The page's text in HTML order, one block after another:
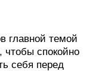
главной темой
чтобы спокойно
себя перед